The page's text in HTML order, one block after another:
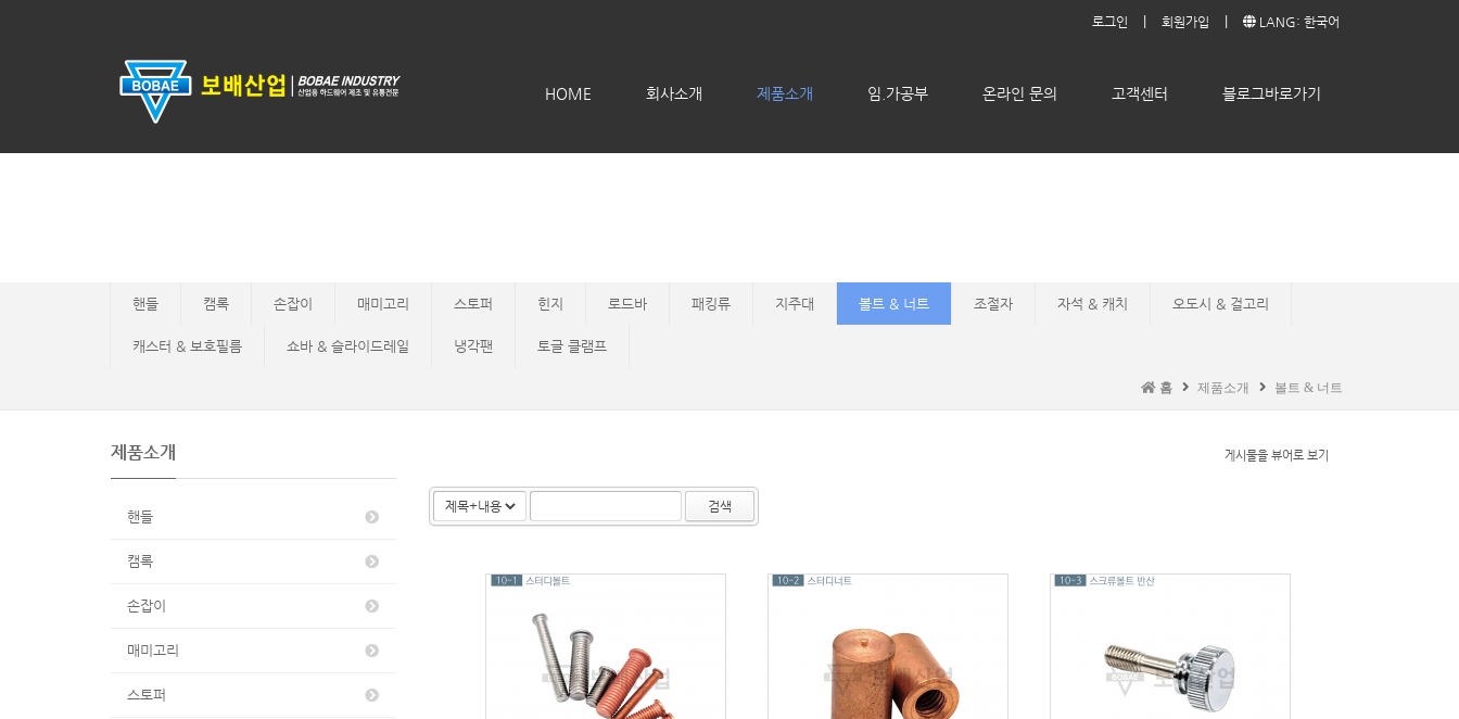
로그인 회원가입 LANG: 한국어
HOME 회사소개 제품소개 임.가공부 온라인 문의 고객센터 블로그바로가기
핸들 캠록 손잡이 매미고리 스토퍼 힌지 로드바 패킹류 지주대 볼트 & 너트 조절자 자석 & 캐치 오도시 & 걸고리
캐스터 & 보호필름 쇼바 & 슬라이드레일 냉각팬 토글 클램프
홈 제품소개 볼트 & 너트
제품소개
핸들
캠록
손잡이
매미고리
스토퍼
게시물을 뷰어로 보기
검색
236 167